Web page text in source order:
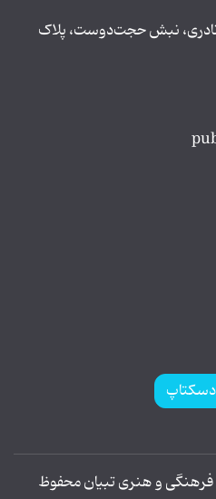
نادری، نبش حجت‌دوست، پلاک
و هنری تبیان محفوظ